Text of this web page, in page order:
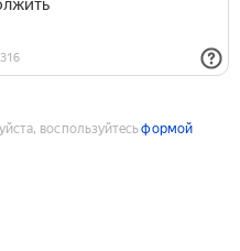
воспользуйтесьформой